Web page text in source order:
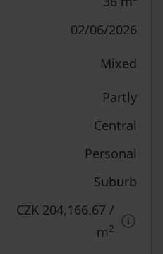
02/06/2026
Mixed
Partly
Central
Personal
Suburb
CZK 204,166.67 /
m2